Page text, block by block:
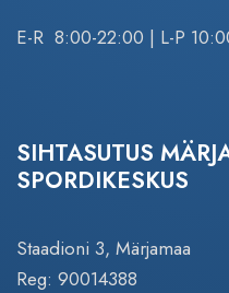
E-R 8:00-22:00 | L-P
SIHTASUTUS
SPORDIKESKUS
Staadioni 3, Märjamaa
Reg: 90014388